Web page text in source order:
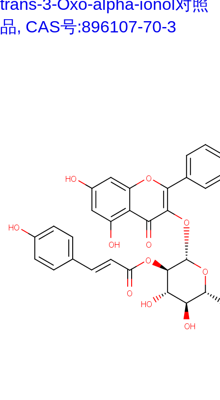
trans-3-Oxo-alpha-ionol对照
品, CAS号:896107-70-3